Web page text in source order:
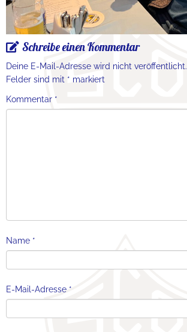
Schreibe einen Kommentar
Deine E-Mail-Adresse wird nicht veröffentlicht.
Felder sind mit * markiert
Kommentar *
Name *
E-Mail-Adresse *